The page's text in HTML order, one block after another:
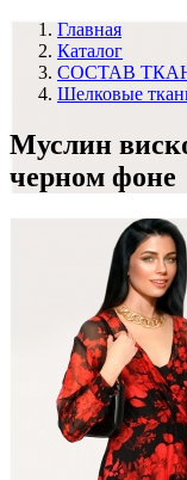
Главная
Каталог
СОСТАВ
Шелковые
Муслин
черном фоне